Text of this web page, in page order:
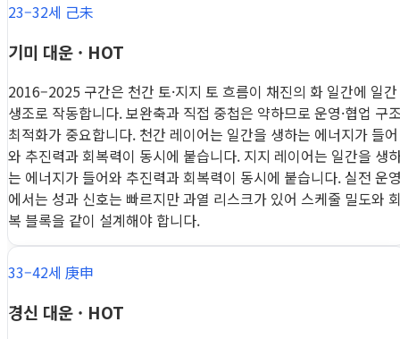
23–32세 己未
기미 대운 · HOT
2016–2025 구간은 천간 토·지지 토 흐름이 채진의 화 일간에 일간
생조로 작동합니다. 보완축과 직접 중첩은 약하므로 운영·협업 구
최적화가 중요합니다. 천간 레이어는 일간을 생하는 에너지가 들어
와 추진력과 회복력이 동시에 붙습니다. 지지 레이어는 일간을 생
는 에너지가 들어와 추진력과 회복력이 동시에 붙습니다. 실전 운
에서는 성과 신호는 빠르지만 과열 리스크가 있어 스케줄 밀도와
복 블록을 같이 설계해야 합니다.
33–42세 庚申
경신 대운 · HOT